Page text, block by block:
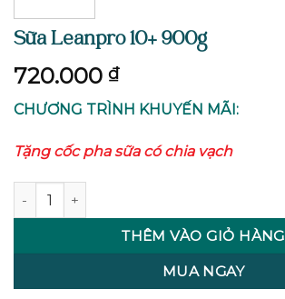
Sữa Leanpro 10+ 900g
720.000 ₫
CHƯƠNG TRÌNH KHUYẾN MÃI:
Tặng cốc pha sữa có chia vạch
Sữa Leanpro 10+ 900g số lượng
THÊM VÀO GIỎ HÀNG
MUA NGAY